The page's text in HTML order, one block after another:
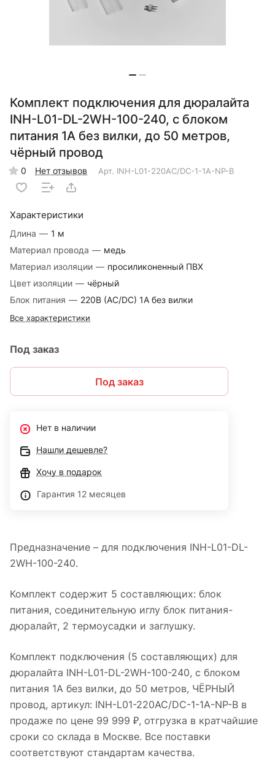
Комплект подключения для дюралайта
INH-L01-DL-2WH-100-240, с блоком
питания 1А без вилки, до 50 метров,
чёрный провод
0 Нет отзывов Арт. INH-L01-220AC/DC-1-1A-NP-B
Характеристики
Длина — 1 м
Материал провода — медь
Материал изоляции — просиликоненный ПВХ
Цвет изоляции — чёрный
Блок питания — 220В (AC/DC) 1A без вилки
Все характеристики
Под заказ
Под заказ
Нет в наличии
Нашли дешевле?
Хочу в подарок
Гарантия 12 месяцев
Предназначение – для подключения INH-L01-DL-
2WH-100-240.
Комплект содержит 5 составляющих: блок
питания, соединительную иглу блок питания-
дюралайт, 2 термоусадки и заглушку.
Комплект подключения (5 составляющих) для
дюралайта INH-L01-DL-2WH-100-240, с блоком
питания 1А без вилки, до 50 метров, ЧЁРНЫЙ
провод, артикул: INH-L01-220AC/DC-1-1A-NP-B в
продаже по цене 99 999 ₽, отгрузка в кратчайшие
сроки со склада в Москве. Все поставки
соответствуют стандартам качества.